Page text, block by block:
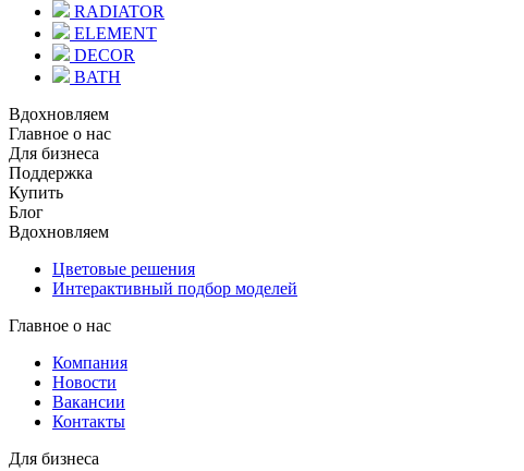
RADIATOR
ELEMENT
DECOR
BATH
Вдохновляем
Главное о нас
Для бизнеса
Поддержка
Купить
Блог
Вдохновляем
Цветовые решения
Интерактивный подбор моделей
Главное о нас
Компания
Новости
Вакансии
Контакты
Для бизнеса